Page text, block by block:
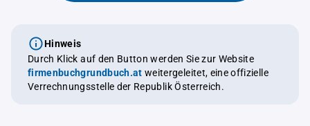
Hinweis
Durch Klick auf den Button werden Sie zur Website
firmenbuchgrundbuch.at weitergeleitet, eine offizielle
Verrechnungsstelle der Republik Österreich.